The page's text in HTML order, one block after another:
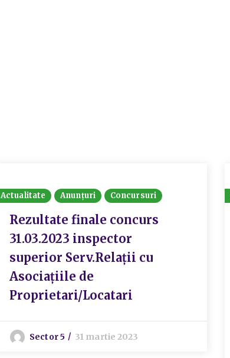
Actualitate Anunțuri Concursuri
Rezultate finale concurs
31.03.2023 inspector
superior Serv.Relații cu
Asociațiile de
Proprietari/Locatari
Sector 5 31 martie 2023